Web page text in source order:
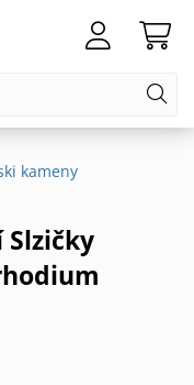
kameny